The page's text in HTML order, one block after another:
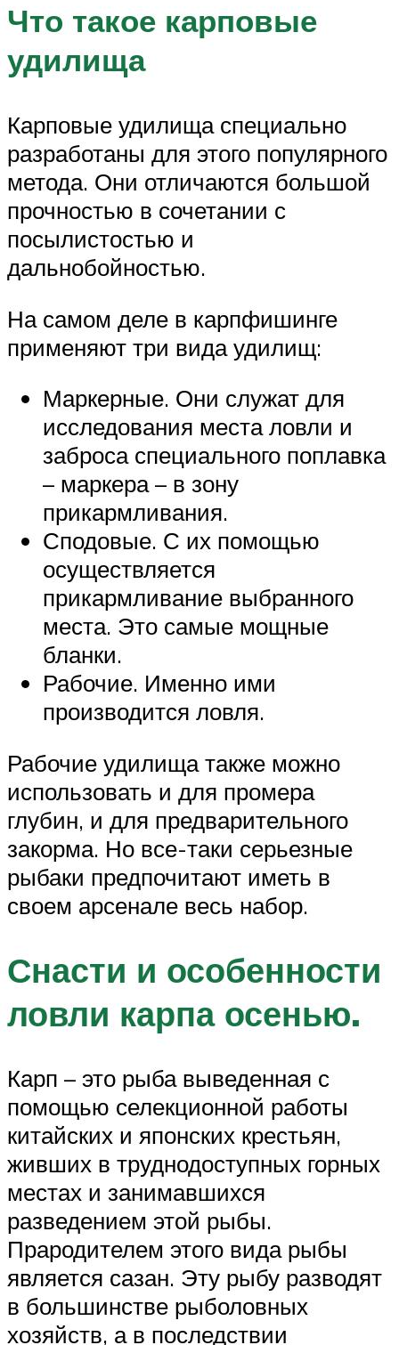
Что такое карповые
удилища
Карповые удилища специально
разработаны для этого популярного
метода. Они отличаются большой
прочностью в сочетании с
посылистостью и
дальнобойностью.
На самом деле в карпфишинге
применяют три вида удилищ:
Маркерные. Они служат для
исследования места ловли и
заброса специального поплавка
– маркера – в зону
прикармливания.
Сподовые. С их помощью
осуществляется
прикармливание выбранного
места. Это самые мощные
бланки.
Рабочие. Именно ими
производится ловля.
Рабочие удилища также можно
использовать и для промера
глубин, и для предварительного
закорма. Но все-таки серьезные
рыбаки предпочитают иметь в
своем арсенале весь набор.
Снасти и особенности
ловли карпа осенью.
Карп – это рыба выведенная с
помощью селекционной работы
китайских и японских крестьян,
живших в труднодоступных горных
местах и занимавшихся
разведением этой рыбы.
Прародителем этого вида рыбы
является сазан. Эту рыбу разводят
в большинстве рыболовных
хозяйств, а в последствии